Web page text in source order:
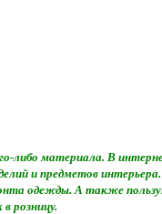
либо материала. В
и предметов
одежды. А также
розницу.